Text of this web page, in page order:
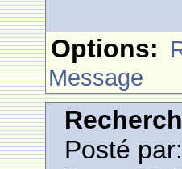
Options:
Message
Posté par: